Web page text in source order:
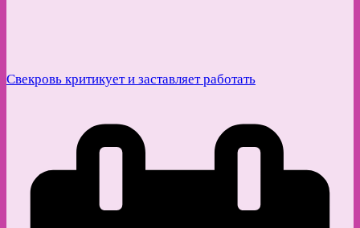
Свекровь критикует и заставляет работать